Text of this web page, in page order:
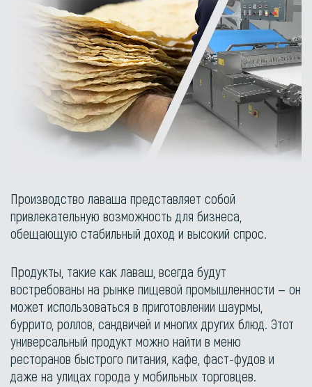
Производство лаваша представляет собой
привлекательную возможность для бизнеса,
обещающую стабильный доход и высокий спрос.
Продукты, такие как лаваш, всегда будут
востребованы на рынке пищевой промышленности — он
может использоваться в приготовлении шаурмы,
буррито, роллов, сандвичей и многих других блюд. Этот
универсальный продукт можно найти в меню
ресторанов быстрого питания, кафе, фаст-фудов и
даже на улицах города у мобильных торговцев.